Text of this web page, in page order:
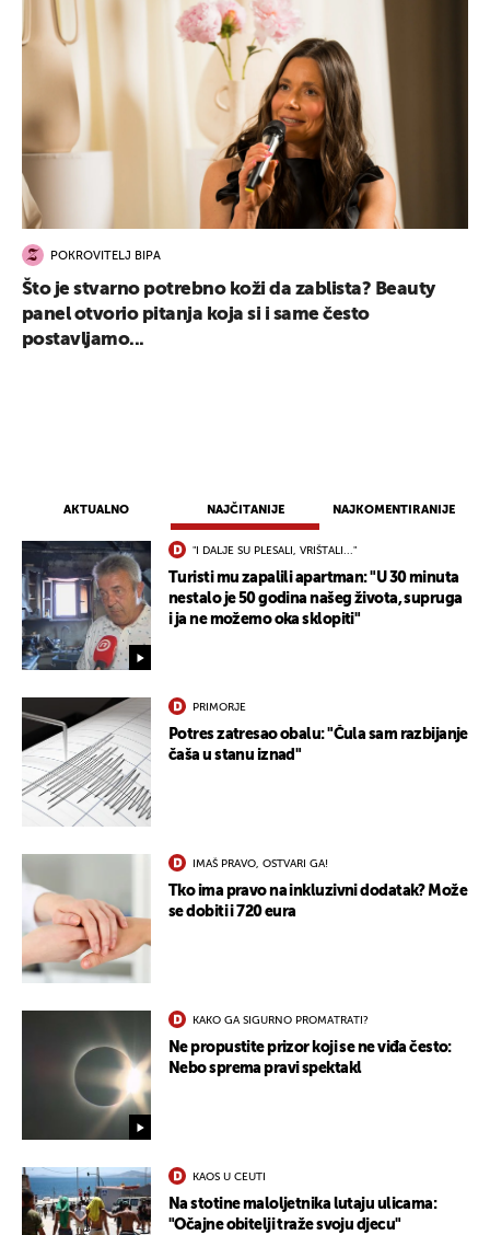
AKTUALNO NAJČITANIJE NAJKOMENTIRANIJE
"I DALJE SU PLESALI, VRIŠTALI..."
Turisti mu zapalili apartman: "U 30 minuta
nestalo je 50 godina našeg života, supruga
i ja ne možemo oka sklopiti"
PRIMORJE
Potres zatresao obalu: "Čula sam razbijanje
čaša u stanu iznad"
IMAŠ PRAVO, OSTVARI GA!
Tko ima pravo na inkluzivni dodatak? Može
se dobiti i 720 eura
KAKO GA SIGURNO PROMATRATI?
Ne propustite prizor koji se ne viđa često:
Nebo sprema pravi spektakl
KAOS U CEUTI
Na stotine maloljetnika lutaju ulicama:
"Očajne obitelji traže svoju djecu"
POKROVITELJ BIPA
Što je stvarno potrebno koži da zablista? Beauty
panel otvorio pitanja koja si i same često
postavljamo...UKLJUČITE NOTIFIKACIJE